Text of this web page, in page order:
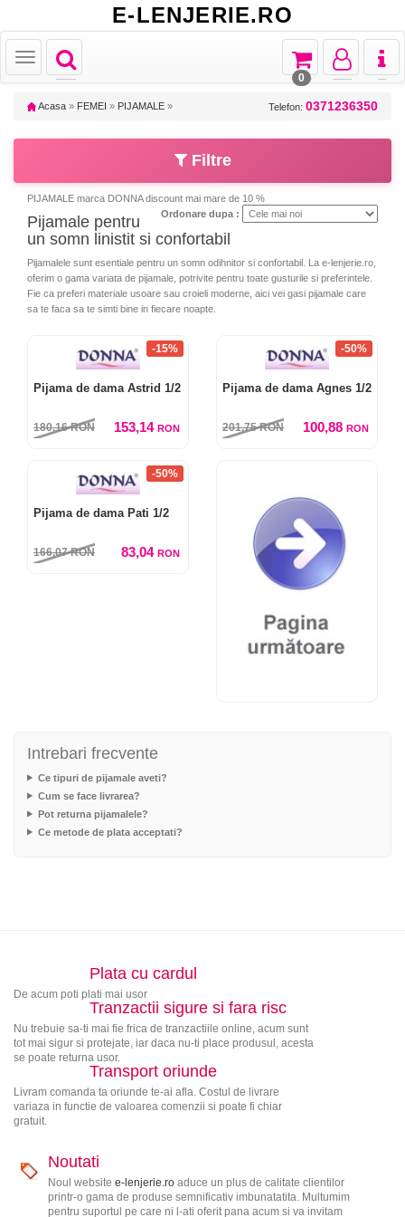
E-LENJERIE.RO
Toggle
navigation
Toggle
Toggle
navigation
Toggle
navigation
Toggle
navigation
0
Acasa » FEMEI » PIJAMALE » Telefon: 0371236350
Filtre
PIJAMALE marca DONNA discount mai mare de 10 %
Ordonare dupa :
Pijamale pentru
un somn linistit si confortabil
Pijamalele sunt esentiale pentru un somn odihnitor si confortabil. La e-lenjerie.ro,
oferim o gama variata de pijamale, potrivite pentru toate gusturile si preferintele.
Fie ca preferi materiale usoare sau croieli moderne, aici vei gasi pijamale care
sa te faca sa te simti bine in fiecare noapte.
-15%
Pijama de dama Astrid 1/2
180,16RON 153,14 RON
-50%
Pijama de dama Agnes 1/2
201,75RON 100,88 RON
-50%
Pijama de dama Pati 1/2
166,07RON 83,04 RON
Intrebari frecvente
Ce tipuri de pijamale aveti?
Cum se face livrarea?
Pot returna pijamalele?
Ce metode de plata acceptati?
Plata cu cardul
De acum poti plati mai usor
Tranzactii sigure si fara risc
Nu trebuie sa-ti mai fie frica de tranzactiile online, acum sunt
tot mai sigur si protejate, iar daca nu-ti place produsul, acesta
se poate returna usor.
Transport oriunde
Livram comanda ta oriunde te-ai afla. Costul de livrare
variaza in functie de valoarea comenzii si poate fi chiar
gratuit.
Noutati
Noul website e-lenjerie.roaduce un plus de calitate clientilor
printr-o gama de produse semnificativ imbunatatita. Multumim
pentru suportul pe care ni l-ati oferit pana acum si va invitam